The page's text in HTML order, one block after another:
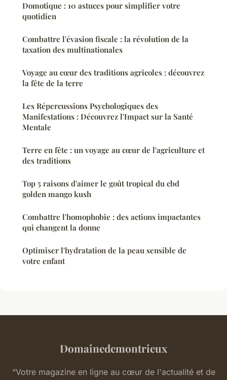
Domotique : 10 astuces pour simplifier votre
quotidien
Combattre l'évasion fiscale : la révolution de la
taxation des multinationales
Voyage au cœur des traditions agricoles : découvrez
la fête de la terre
Les Répercussions Psychologiques des
Manifestations : Découvrez l'Impact sur la Santé
Mentale
Terre en fête : un voyage au cœur de l'agriculture et
des traditions
Top 5 raisons d'aimer le goût tropical du cbd
golden mango kush
Combattre l'homophobie : des actions impactantes
qui changent la donne
Optimiser l'hydratation de la peau sensible de
votre enfant
Domainedemontrieux
“Votre magazine en ligne au cœur de l'actualité et de